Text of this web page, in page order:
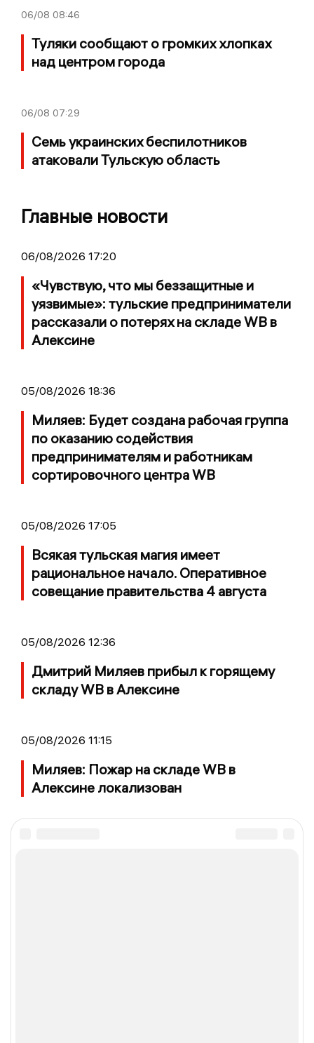
06/08 08:46
Туляки сообщают о громких хлопках
над центром города
06/08 07:29
Семь украинских беспилотников
атаковали Тульскую область
Главные новости
06/08/2026 17:20
«Чувствую, что мы беззащитные и
уязвимые»: тульские предприниматели
рассказали о потерях на складе WB в
Алексине
05/08/2026 18:36
Миляев: Будет создана рабочая группа
по оказанию содействия
предпринимателям и работникам
сортировочного центра WB
05/08/2026 17:05
Всякая тульская магия имеет
рациональное начало. Оперативное
совещание правительства 4 августа
05/08/2026 12:36
Дмитрий Миляев прибыл к горящему
складу WB в Алексине
05/08/2026 11:15
Миляев: Пожар на складе WB в
Алексине локализован